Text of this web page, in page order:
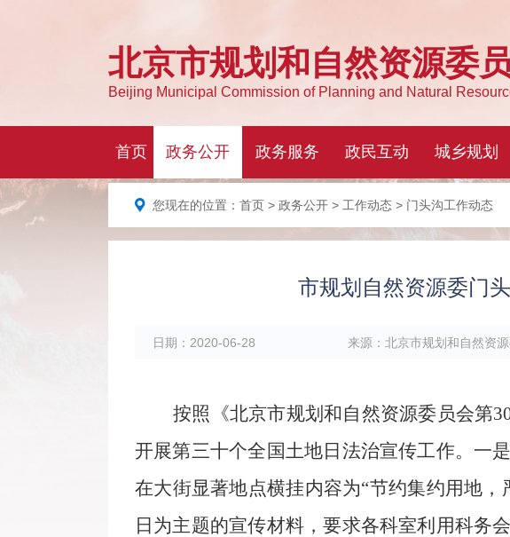
您现在的位置： 首页 > 政务公开 > 工作动态 > 门头沟工作动态
市规划自然资源委门
日期： 2020-06-28 来源： 北京市规划和自然资
按照《北京市规划和自然资源委员会第
开展第三十个全国土地日法治宣传工作。一是
在大街显著地点横挂内容为“节约集约用地，
日为主题的宣传材料，要求各科室利用科务